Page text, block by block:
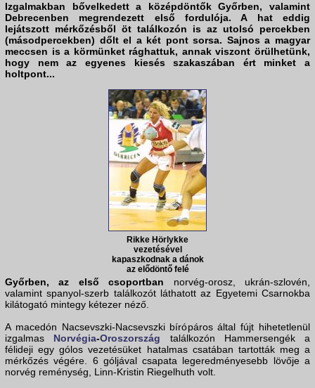
Izgalmakban bővelkedett a középdöntők Győrben, valamint
Debrecenben megrendezett első fordulója. A hat eddig
lejátszott mérkőzésből öt találkozón is az utolsó percekben
(másodpercekben) dőlt el a két pont sorsa. Sajnos a magyar
meccsen is a körmünket rághattuk, annak viszont örülhetünk,
hogy nem az egyenes kiesés szakaszában ért minket a
holtpont...
Rikke Hörlykke
vezetésével
kapaszkodnak a dánok
az elődöntő felé
Győrben, az első csoportban norvég-orosz, ukrán-szlovén,
valamint spanyol-szerb találkozót láthatott az Egyetemi Csarnokba
kilátogató mintegy kétezer néző.
A macedón Nacsevszki-Nacsevszki bírópáros által fújt hihetetlenül
izgalmas Norvégia-Oroszország találkozón Hammersengék a
félideji egy gólos vezetésüket hatalmas csatában tartották meg a
mérkőzés végére. 6 góljával csapata legeredményesebb lövője a
norvég reménység, Linn-Kristin Riegelhuth volt.